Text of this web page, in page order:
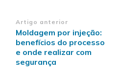
Navegação
de
post
Artigo anterior
Moldagem por injeção:
benefícios do processo
e onde realizar com
segurança